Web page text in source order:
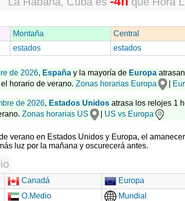
Montaña Central
estados estados
de 2026, España y la mayoría de Europa
horario de verano. Zonas horarias Europa
de 2026, Estados Unidos atrasa los relojes 1
Zonas horarias US US vs Europa
verano en Estados Unidos y Europa, el
luz por la mañana y oscurecerá antes.
Canadá Europa
O.Medio Mundial